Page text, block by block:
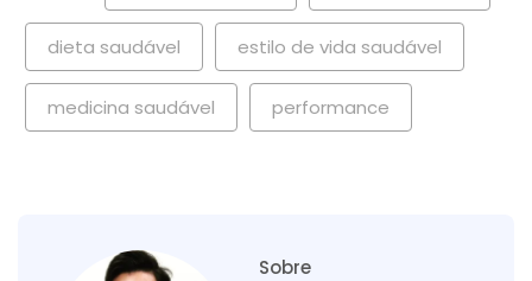
dieta saudável estilo de vida saudável
medicina saudável performance
Sobre